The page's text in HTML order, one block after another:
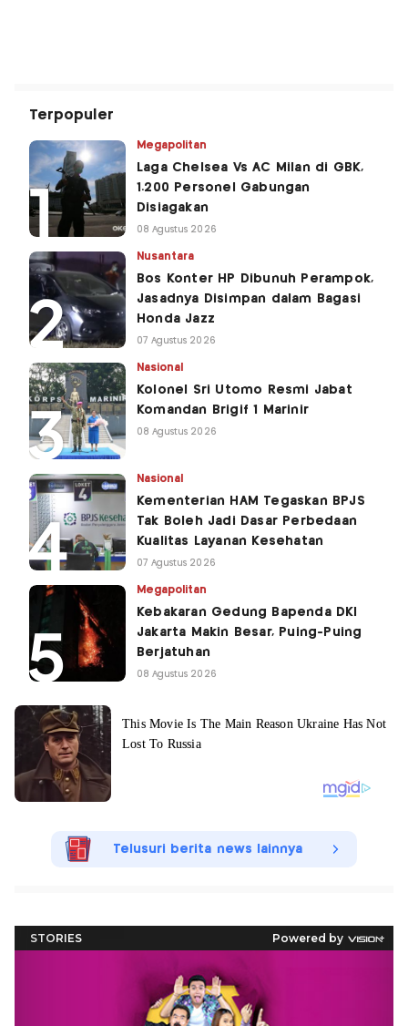
Terpopuler
Megapolitan
Laga Chelsea Vs AC Milan di GBK,
1.200 Personel Gabungan
Disiagakan
08 Agustus 2026
Nusantara
Bos Konter HP Dibunuh Perampok,
Jasadnya Disimpan dalam Bagasi
Honda Jazz
07 Agustus 2026
Nasional
Kolonel Sri Utomo Resmi Jabat
Komandan Brigif 1 Marinir
08 Agustus 2026
Nasional
Kementerian HAM Tegaskan BPJS
Tak Boleh Jadi Dasar Perbedaan
Kualitas Layanan Kesehatan
07 Agustus 2026
Megapolitan
Kebakaran Gedung Bapenda DKI
Jakarta Makin Besar, Puing-Puing
Berjatuhan
08 Agustus 2026
Telusuri berita news lainnya